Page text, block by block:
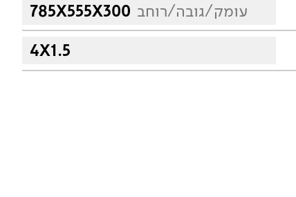
785X555X300 עומק/גובה/רוחב
4X1.5